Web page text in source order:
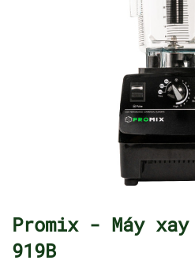
Promix - Máy xay
919B